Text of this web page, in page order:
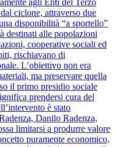
agli Enti del Terzo
ciclone, attraverso due
disponibilità “a sportello”
destinati alle popolazioni
cooperative sociali ed
rischiavano di
L’obiettivo non era
ma preservare quella
il primo presidio sociale
prendersi cura del
è stato
Danilo Radenza,
limitarsi a produrre valore
puramente economico,